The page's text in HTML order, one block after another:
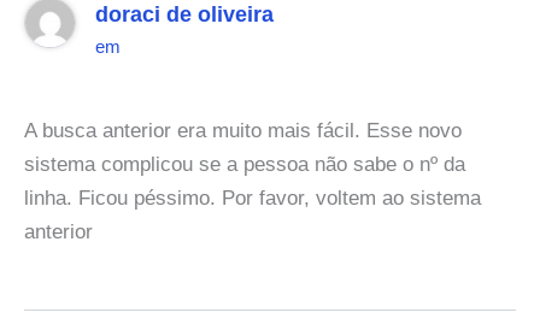
doraci de oliveira
em
A busca anterior era muito mais fácil. Esse novo
sistema complicou se a pessoa não sabe o nº da
linha. Ficou péssimo. Por favor, voltem ao sistema
anterior